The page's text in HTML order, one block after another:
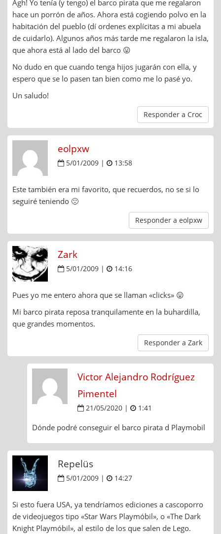
Agh! Yo tenía (y tengo) el barco pirata que me regalaron
hace un porrón de años. Ahora está cogiendo polvo en la
habitación del pueblo (dí ordenes explícitas a mi abuela
de cuidarlo). Algunos años más tarde me regalaron la isla,
que ahora está al lado del barco 😛
No dudo en que cuando tenga hijos jugarán con ella, y
espero que se lo pasen tan bien como me lo pasé yo.
Un saludo!
Responder a Croc
eolpxw
5/01/2009 | 13:58
Este también era mi favorito, que recuerdos, no se si lo
seguiré teniendo 🙁
Responder a eolpxw
Zark
5/01/2009 | 14:16
Pues yo me entero ahora que se llaman «clicks» 😛
Mi barco pirata reposa tranquilamente en la buhardilla,
que grandes momentos.
Responder a Zark
Victor Alejandro Rodríguez
Pimentel
21/05/2020 | 1:41
Dónde podré conseguir el barco pirata d Playmobil
Repelüs
5/01/2009 | 14:27
Si esto fuera USA, ya tendríamos ediciones a cascoporro
de videojuegos tipo «Star Wars Playmóbil», o «The Dark
Knight Playmóbil», al estilo de los que salen de Lego.